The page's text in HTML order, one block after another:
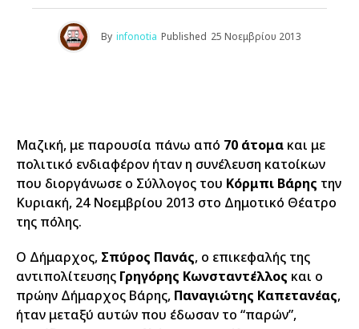
By infonotia Published 25 Νοεμβρίου 2013
Μαζική, με παρουσία πάνω από 70 άτομα και με
πολιτικό ενδιαφέρον ήταν η συνέλευση κατοίκων
που διοργάνωσε ο Σύλλογος του Κόρμπι Βάρης την
Κυριακή, 24 Νοεμβρίου 2013 στο Δημοτικό Θέατρο
της πόλης.
Ο Δήμαρχος, Σπύρος Πανάς, ο επικεφαλής της
αντιπολίτευσης Γρηγόρης Κωνσταντέλλος και ο
πρώην Δήμαρχος Βάρης, Παναγιώτης Καπετανέας,
ήταν μεταξύ αυτών που έδωσαν το “παρών”,